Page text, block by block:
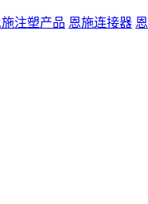
注塑产品 恩施连接器